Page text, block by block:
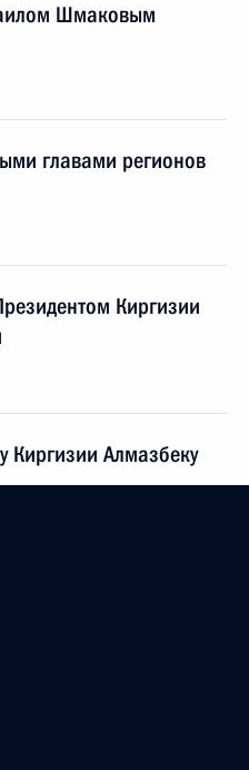
Шмаковым
главами регионов
Киргизии
Киргизии Алмазбеку